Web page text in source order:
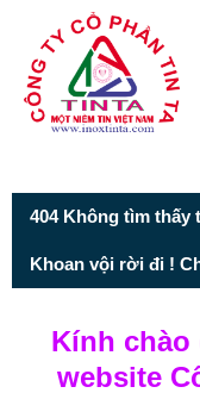
Từ mục này trở xuống là mã
404 Không tìm thấy
Khoan vội rời đi !
Kính chào
website